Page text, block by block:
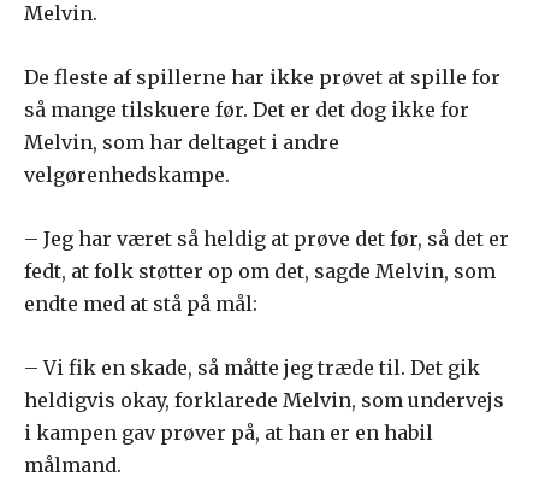
Melvin.
De fleste af spillerne har ikke prøvet at spille for
så mange tilskuere før. Det er det dog ikke for
Melvin, som har deltaget i andre
velgørenhedskampe.
– Jeg har været så heldig at prøve det før, så det er
fedt, at folk støtter op om det, sagde Melvin, som
endte med at stå på mål:
– Vi fik en skade, så måtte jeg træde til. Det gik
heldigvis okay, forklarede Melvin, som undervejs
i kampen gav prøver på, at han er en habil
målmand.